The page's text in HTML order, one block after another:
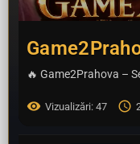
Vizualizări: 47